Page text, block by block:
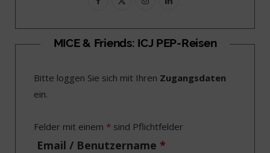
c
b
o
k
T
i
t
e
s
a
r
a
n
e
I
MICE & Friends: ICJ PEP-Reisen
Bitte loggen Sie sich mit Ihren Zugangsdaten
ein.
Felder mit einem * sind Pflichtfelder
Email / Benutzername *